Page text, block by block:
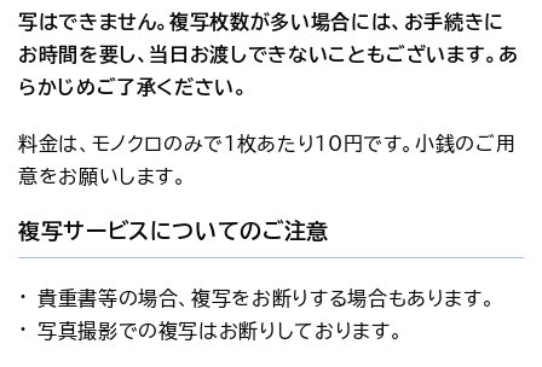
写はできません。複写枚数が多い場合には、お手続きに
お時間を要し、当日お渡しできないこともございます。あ
らかじめご了承ください。
料金は、モノクロのみで1枚あたり10円です。小銭のご用
意をお願いします。
複写サービスについてのご注意
貴重書等の場合、複写をお断りする場合もあります。
写真撮影での複写はお断りしております。